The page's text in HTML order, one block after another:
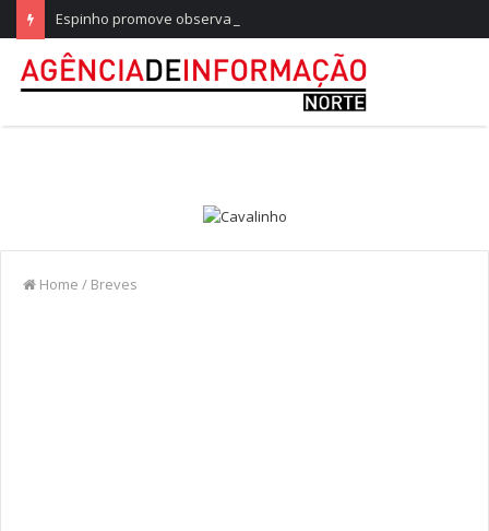
Espinho promove observação do eclipse solar parcial
Home / Breves